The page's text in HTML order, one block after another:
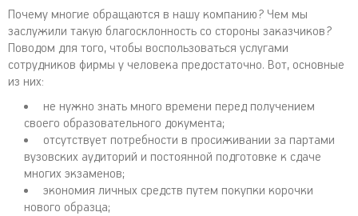
Почему многие обращаются в нашу компанию? Чем мы
заслужили такую благосклонность со стороны заказчиков?
Поводом для того, чтобы воспользоваться услугами
сотрудников фирмы у человека предостаточно. Вот, основные
из них:
не нужно знать много времени перед получением
своего образовательного документа;
отсутствует потребности в просиживании за партами
вузовских аудиторий и постоянной подготовке к сдаче
многих экзаменов;
экономия личных средств путем покупки корочки
нового образца;